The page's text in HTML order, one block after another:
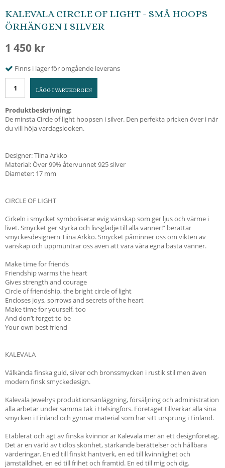
KALEVALA CIRCLE OF LIGHT - SMÅ HOOPS
ÖRHÄNGEN I SILVER
1 450 kr
Finns i lager för omgående leverans
LÄGG I VARUKORGEN
Produktbeskrivning:
De minsta Circle of light hoopsen i silver. Den perfekta pricken över i när
du vill höja vardagslooken.
Designer: Tiina Arkko
Material: Över 99% återvunnet 925 silver
Diameter: 17 mm
CIRCLE OF LIGHT
Cirkeln i smycket symboliserar evig vänskap som ger ljus och värme i
livet. Smycket ger styrka och livsglädje till alla vänner!” berättar
smyckesdesignern Tiina Arkko. Smycket påminner oss om vikten av
vänskap och uppmuntrar oss även att vara våra egna bästa vänner.
Make time for friends
Friendship warms the heart
Gives strength and courage
Circle of friendship, the bright circle of light
Encloses joys, sorrows and secrets of the heart
Make time for yourself, too
And don’t forget to be
Your own best friend
KALEVALA
Välkända finska guld, silver och bronssmycken i rustik stil men även
modern finsk smyckedesign.
Kalevala Jewelrys produktionsanläggning, försäljning och administration
alla arbetar under samma tak i Helsingfors. Företaget tillverkar alla sina
smycken i Finland och gynnar material som har sitt ursprung i Finland.
Etablerat och ägt av finska kvinnor är Kalevala mer än ett designföretag.
Det är en värld av tidlös skönhet, stärkande berättelser och hållbara
värderingar. En ed till finskt hantverk, en ed till kvinnlighet och
jämställdhet, en ed till frihet och framtid. En ed till mig och dig.